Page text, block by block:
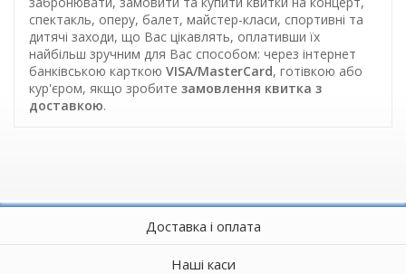
спектакль, оперу, балет, майстер-класи, спортивні та
дитячі заходи, що Вас цікавлять, оплативши їх
найбільш зручним для Вас способом: через інтернет
банківською карткою VISA/MasterCard, готівкою або
кур'єром, якщо зробите замовлення квитка з
доставкою.
Доставка і оплата
Наші каси